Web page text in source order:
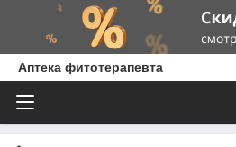
Аптека фитотерапевта